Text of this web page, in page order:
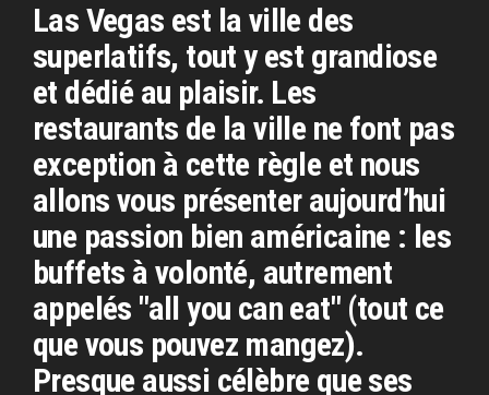
Las Vegas est la ville des
superlatifs, tout y est grandiose
et dédié au plaisir. Les
restaurants de la ville ne font pas
exception à cette règle et nous
allons vous présenter aujourd’hui
une passion bien américaine : les
buffets à volonté, autrement
appelés "all you can eat" (tout ce
que vous pouvez mangez).
Presque aussi célèbre que ses